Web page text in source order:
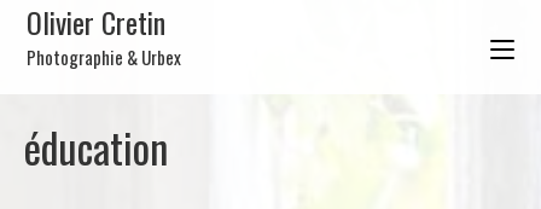
Olivier Cretin
Photographie & Urbex
éducation